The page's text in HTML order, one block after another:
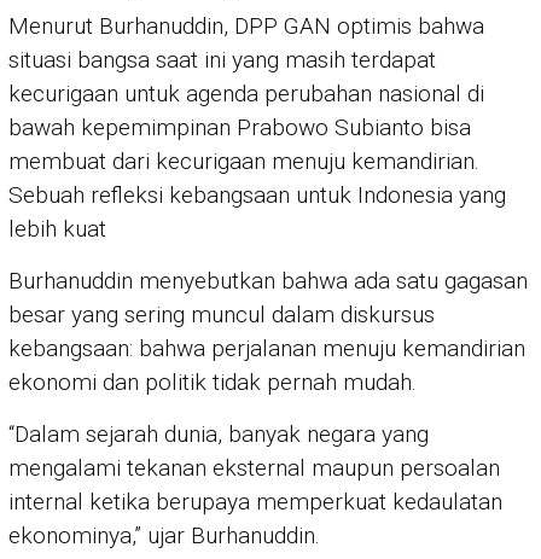
Menurut Burhanuddin, DPP GAN optimis bahwa
situasi bangsa saat ini yang masih terdapat
kecurigaan untuk agenda perubahan nasional di
bawah kepemimpinan Prabowo Subianto bisa
membuat dari kecurigaan menuju kemandirian.
Sebuah refleksi kebangsaan untuk Indonesia yang
lebih kuat
Burhanuddin menyebutkan bahwa ada satu gagasan
besar yang sering muncul dalam diskursus
kebangsaan: bahwa perjalanan menuju kemandirian
ekonomi dan politik tidak pernah mudah.
“Dalam sejarah dunia, banyak negara yang
mengalami tekanan eksternal maupun persoalan
internal ketika berupaya memperkuat kedaulatan
ekonominya,” ujar Burhanuddin.